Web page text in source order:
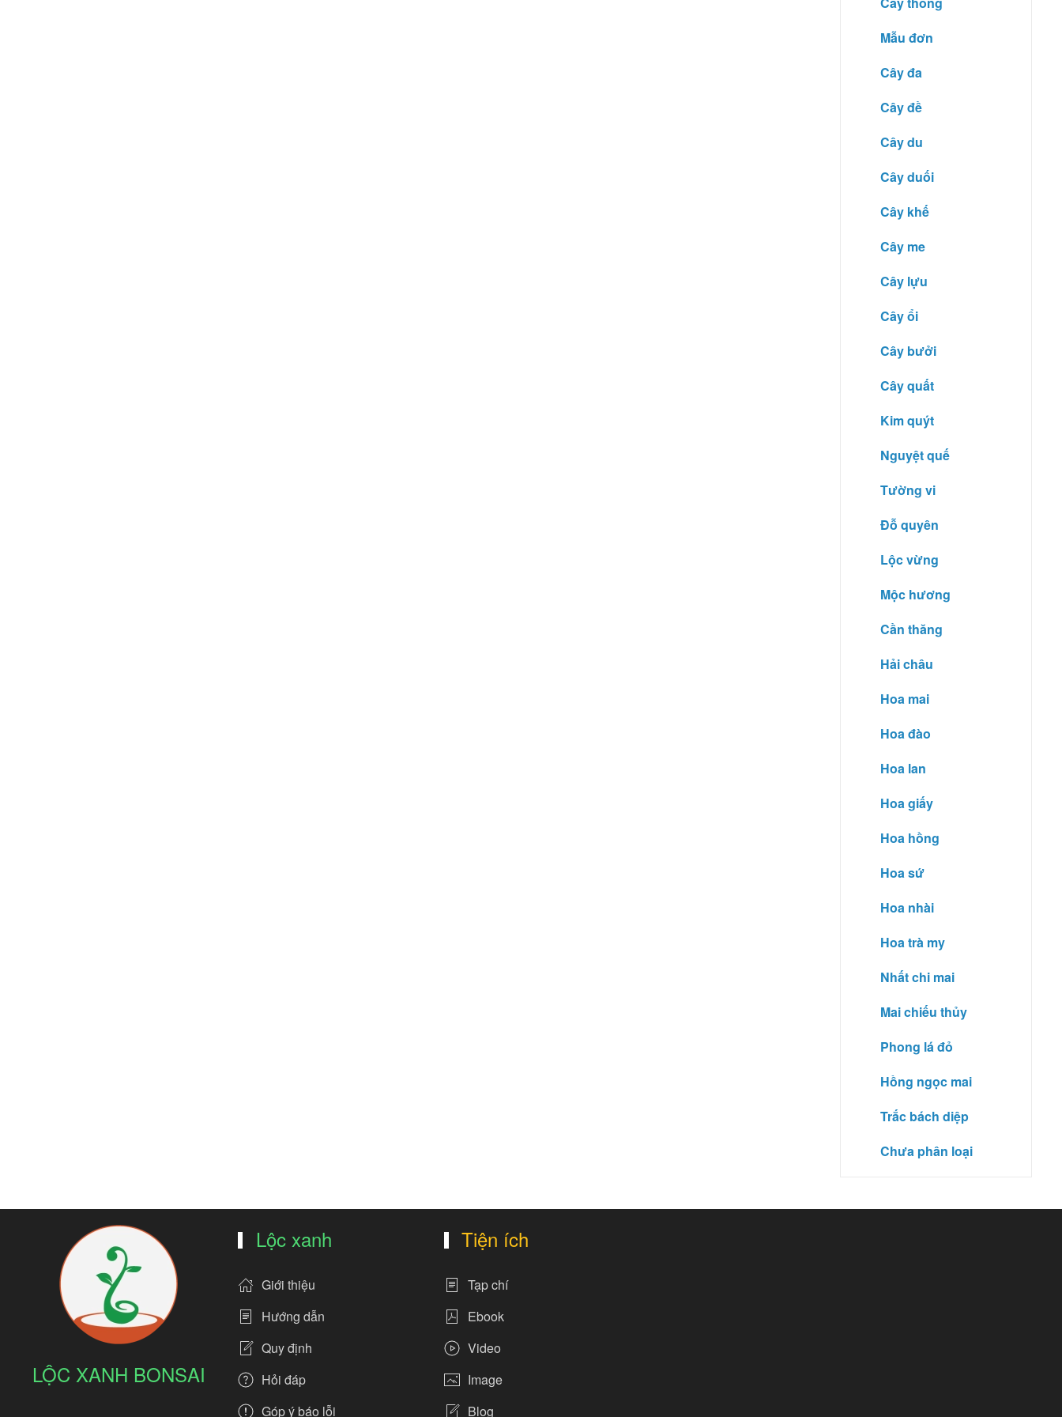
Mẫu đơn
Cây đa
Cây đề
Cây du
Cây duối
Cây khế
Cây me
Cây lựu
Cây ổi
Cây bưởi
Cây quất
Kim quýt
Nguyệt quế
Tường vi
Đỗ quyên
Lộc vừng
Mộc hương
Cần thăng
Hải châu
Hoa mai
Hoa đào
Hoa lan
Hoa giấy
Hoa hồng
Hoa sứ
Hoa nhài
Hoa trà my
Nhất chi mai
Mai chiếu thủy
Phong lá đỏ
Hồng ngọc mai
Trắc bách diệp
Chưa phân loại
LỘC XANH BONSAI
Lộc xanh
Giới thiệu
Hướng dẫn
Quy định
Hỏi đáp
Góp ý báo lỗi
Tiện ích
Tạp chí
Ebook
Video
Image
Blog